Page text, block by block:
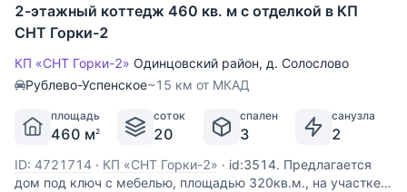
2-этажный коттедж 460 кв. м с отделкой в КП
СНТ Горки-2
КП «СНТ Горки-2» Одинцовский район, д. Солослово
Рублево-Успенское~15 км от МКАД
площадь
460 м2
соток
20
спален
3
санузла
2
ID: 4721714 · КП «СНТ Горки-2» · id:3514. Предлагается
дом под ключ с мебелью, площадью 320кв.м., на участке